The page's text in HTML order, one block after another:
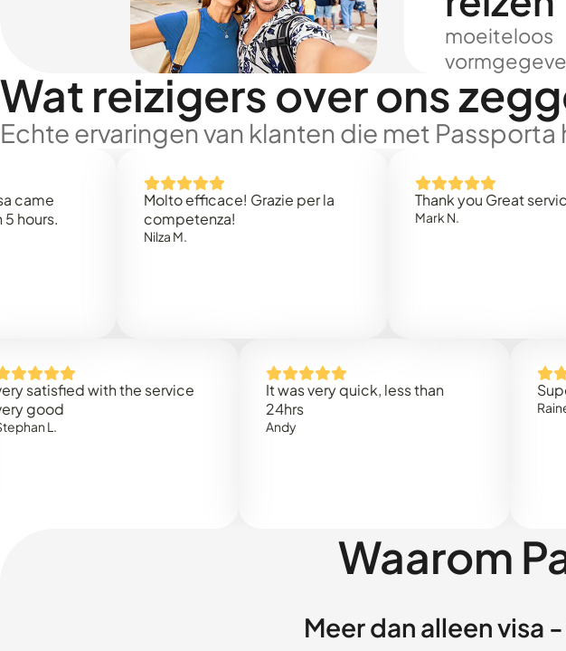
moeiteloos
Wat reizigers over ons
Echte ervaringen van klanten die met
Molto efficace! Grazie per la
competenza!
Thank you Great service
with the service
It was very quick, less than
Super
Waarom
Meer dan alleen visa